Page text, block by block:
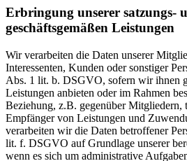
Erbringung unserer satzungs-
geschäftsgemäßen Leistungen
Wir verarbeiten die Daten unserer
Interessenten, Kunden oder sonstiger
Abs. 1 lit. b. DSGVO, sofern wir ihnen
Leistungen anbieten oder im Rahmen
Beziehung, z.B. gegenüber Mitgliedern,
Empfänger von Leistungen und
verarbeiten wir die Daten betroffener
lit. f. DSGVO auf Grundlage unserer
wenn es sich um administrative